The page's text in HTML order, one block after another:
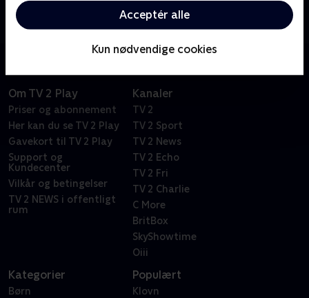
Acceptér alle
Kun nødvendige cookies
maskinerne på arbejde. Her får han at se hvordan de
fungerer, og hvor store kræfter de har.
Om TV 2 Play
Priser og abonnement
Her kan du se TV 2 Play
Gavekort til TV 2 Play
Support og
Kundecenter
Vilkår og betingelser
TV 2 NEWS i offentligt
rum
Kanaler
TV 2
TV 2 Sport
TV 2 News
TV 2 Echo
TV 2 Fri
TV 2 Charlie
C More
BritBox
SkyShowtime
Oiii
Kategorier
Børn
Populært
Klovn